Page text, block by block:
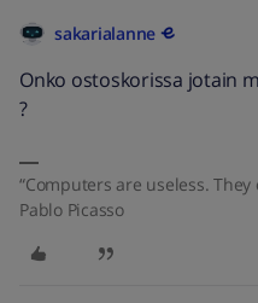
sakarialanne
Onko ostoskorissa jotain
?
“Computers are useless.
Pablo Picasso